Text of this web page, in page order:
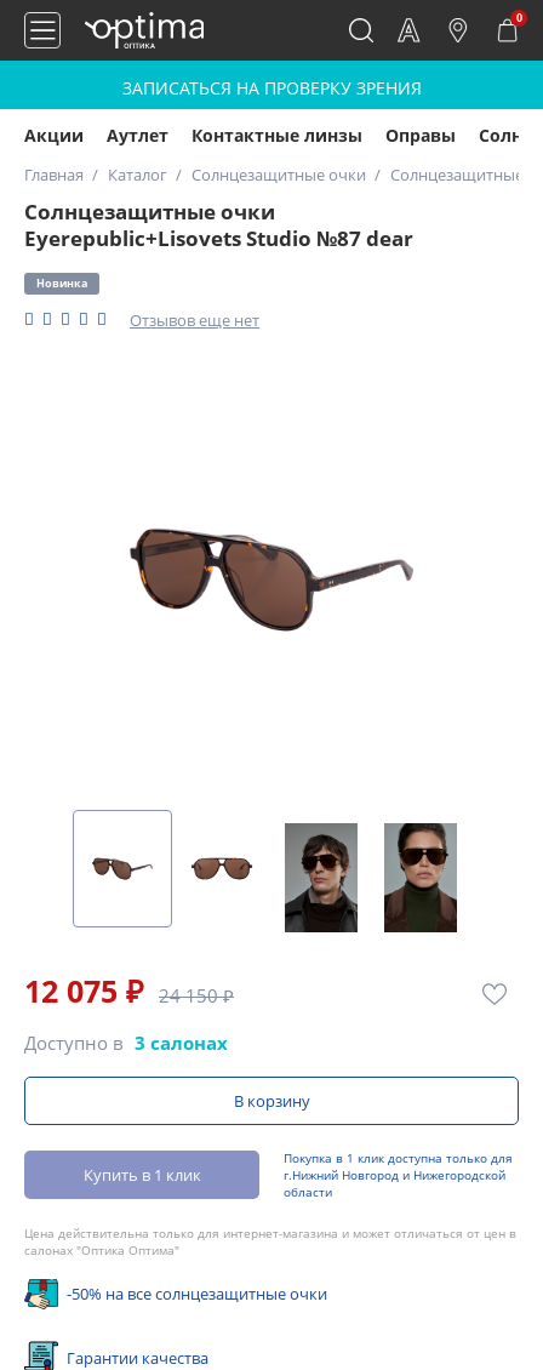
0
ЗАПИСАТЬСЯ НА ПРОВЕРКУ ЗРЕНИЯ
Акции Аутлет Контактные линзы Оправы
Главная Каталог Солнцезащитные очки Солнцезащитные
Солнцезащитные очки
Eyerepublic+Lisovets Studio №87 dear
Новинка
Отзывов еще нет
12 075 ₽ 24 150 ₽
Доступно в 3 салонах
В корзину
Купить в 1 клик
Покупка в 1 клик доступна только для
г.Нижний Новгород и Нижегородской
области
Цена действительна только для интернет-магазина и может отличаться от цен в
салонах "Оптика Оптима"
-50% на все солнцезащитные очки
Гарантии качества